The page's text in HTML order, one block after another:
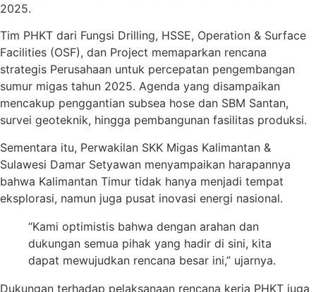
2025.
Tim PHKT dari Fungsi Drilling, HSSE, Operation & Surface
Facilities (OSF), dan Project memaparkan rencana
strategis Perusahaan untuk percepatan pengembangan
sumur migas tahun 2025. Agenda yang disampaikan
mencakup penggantian subsea hose dan SBM Santan,
survei geoteknik, hingga pembangunan fasilitas produksi.
Sementara itu, Perwakilan SKK Migas Kalimantan &
Sulawesi Damar Setyawan menyampaikan harapannya
bahwa Kalimantan Timur tidak hanya menjadi tempat
eksplorasi, namun juga pusat inovasi energi nasional.
“Kami optimistis bahwa dengan arahan dan
dukungan semua pihak yang hadir di sini, kita
dapat mewujudkan rencana besar ini,” ujarnya.
Dukungan terhadap pelaksanaan rencana kerja PHKT juga